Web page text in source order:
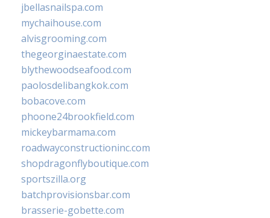
jbellasnailspa.com
mychaihouse.com
alvisgrooming.com
thegeorginaestate.com
blythewoodseafood.com
paolosdelibangkok.com
bobacove.com
phoone24brookfield.com
mickeybarmama.com
roadwayconstructioninc.com
shopdragonflyboutique.com
sportszilla.org
batchprovisionsbar.com
brasserie-gobette.com